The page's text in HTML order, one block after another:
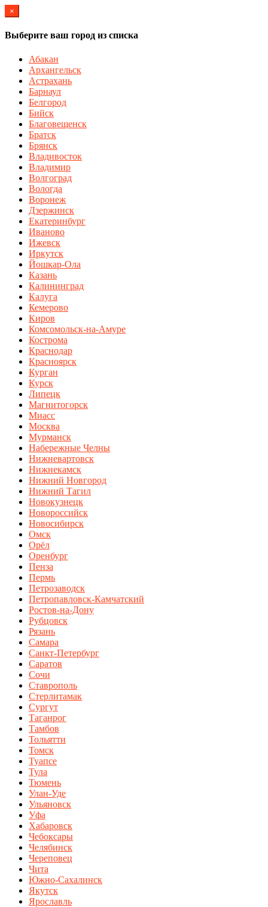
×
Выберите ваш город из списка
Абакан
Архангельск
Астрахань
Барнаул
Белгород
Бийск
Благовещенск
Братск
Брянск
Владивосток
Владимир
Волгоград
Вологда
Воронеж
Дзержинск
Екатеринбург
Иваново
Ижевск
Иркутск
Йошкар-Ола
Казань
Калининград
Калуга
Кемерово
Киров
Комсомольск-на-Амуре
Кострома
Краснодар
Красноярск
Курган
Курск
Липецк
Магнитогорск
Миасс
Москва
Мурманск
Набережные Челны
Нижневартовск
Нижнекамск
Нижний Новгород
Нижний Тагил
Новокузнецк
Новороссийск
Новосибирск
Омск
Орёл
Оренбург
Пенза
Пермь
Петрозаводск
Петропавловск-Камчатский
Ростов-на-Дону
Рубцовск
Рязань
Самара
Санкт-Петербург
Саратов
Сочи
Ставрополь
Стерлитамак
Сургут
Таганрог
Тамбов
Тольятти
Томск
Туапсе
Тула
Тюмень
Улан-Уде
Ульяновск
Уфа
Хабаровск
Чебоксары
Челябинск
Череповец
Чита
Южно-Сахалинск
Якутск
Ярославль